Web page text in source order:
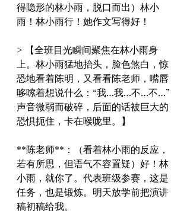
得隐形的林小雨，脱口而出）林小
雨！林小雨行！她作文写得好！
> 【全班目光瞬间聚焦在林小雨身
上。林小雨猛地抬头，脸色煞白，惊
恐地看着陈明，又看看陈老师，嘴唇
哆嗦着想说什么：“我…我…不…不…”
声音微弱而破碎，后面的话被巨大的
恐惧扼住，卡在喉咙里。】
**陈老师**：（看着林小雨的反应，
若有所思，但语气不容置疑）好！林
小雨，就你了。代表班级参赛，这是
任务，也是锻炼。明天放学前把演讲
稿初稿给我。